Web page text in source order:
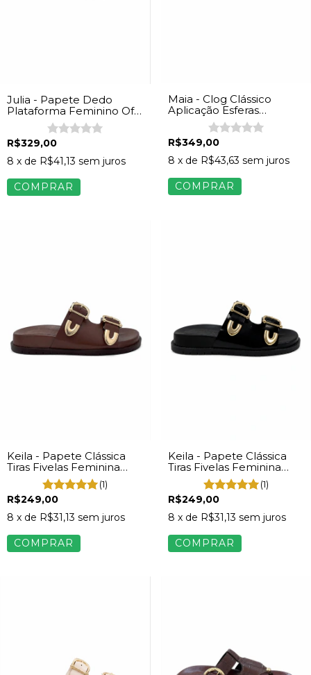
Julia - Papete Dedo
Plataforma Feminino Off
R$329,00
8 x de R$41,13 sem juros
COMPRAR
Maia - Clog Clássico
Aplicação Esferas
Feminina Camurça
Marrom
R$349,00
8 x de R$43,63 sem juros
COMPRAR
Keila - Papete Clássica
Tiras Fivelas Feminina
Napa Marrom
(1)
R$249,00
8 x de R$31,13 sem juros
COMPRAR
Keila - Papete Clássica
Tiras Fivelas Feminina
Napa Preto
(1)
R$249,00
8 x de R$31,13 sem juros
COMPRAR